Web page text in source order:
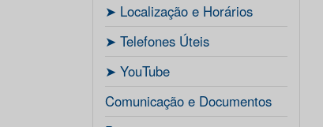
ㅤ➤ Localização e Horários
ㅤ➤ Telefones Úteis
ㅤ➤ YouTube
Comunicação e Documentos